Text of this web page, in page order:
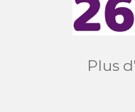
Plus